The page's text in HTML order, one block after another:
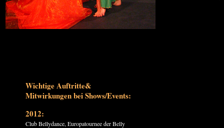
Wichtige Auftritte&
Mitwirkungen bei Shows/Events:
2012:
Club Bellydance, Europatournee der Belly